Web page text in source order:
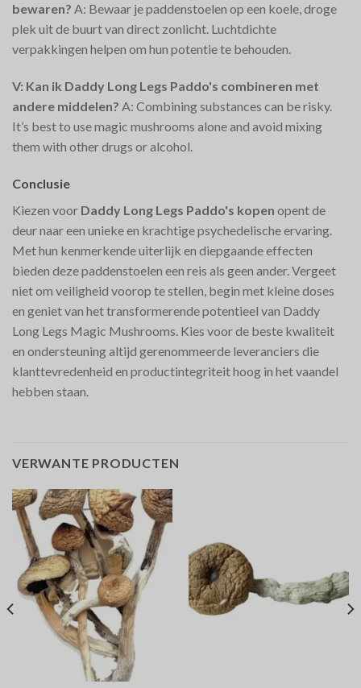
bewaren? A: Bewaar je paddenstoelen op een koele, droge
plek uit de buurt van direct zonlicht. Luchtdichte
verpakkingen helpen om hun potentie te behouden.
V: Kan ik Daddy Long Legs Paddo's combineren met
andere middelen? A: Combining substances can be risky.
It’s best to use magic mushrooms alone and avoid mixing
them with other drugs or alcohol.
Conclusie
Kiezen voor Daddy Long Legs Paddo's kopen opent de
deur naar een unieke en krachtige psychedelische ervaring.
Met hun kenmerkende uiterlijk en diepgaande effecten
bieden deze paddenstoelen een reis als geen ander. Vergeet
niet om veiligheid voorop te stellen, begin met kleine doses
en geniet van het transformerende potentieel van Daddy
Long Legs Magic Mushrooms. Kies voor de beste kwaliteit
en ondersteuning altijd gerenommeerde leveranciers die
klanttevredenheid en productintegriteit hoog in het vaandel
hebben staan.
VERWANTE PRODUCTEN